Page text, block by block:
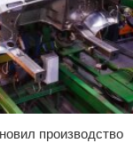
производство